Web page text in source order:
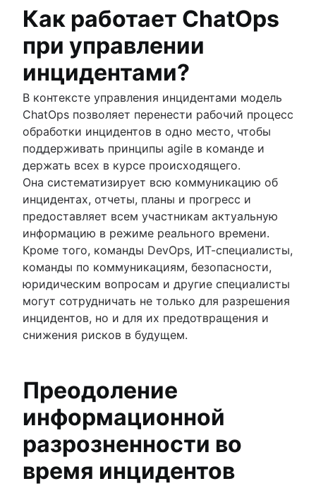
новых сотрудников
Платформы взаимодействия с
Рабочий процесс адаптации
Список задач для адаптации сотрудников
Предоставление ИТ-услуг
Программное обеспечение справочной
отдела кадров
Центр кадровых услуг
Управление обращениями в отдел кадров
Инструменты управления изменениями
Автоматизация управления персоналом
Совершенствование процессов управления
персоналом
Управление данными
Модель предоставления кадровых услуг
Управление кадровыми знаниями
Автоматизация рабочих процессов
персоналом
Сопоставление услуг
Сопоставление зависимостей приложений
Инфраструктура ИТ
Как работает ChatOps
при управлении
инцидентами?
В контексте управления инцидентами модель
ChatOps позволяет перенести рабочий процесс
обработки инцидентов в одно место, чтобы
поддерживать принципы agile в команде и
держать всех в курсе происходящего.
Она систематизирует всю коммуникацию об
инцидентах, отчеты, планы и прогресс и
предоставляет всем участникам актуальную
информацию в режиме реального времени.
Кроме того, команды DevOps, ИТ-специалисты,
команды по коммуникациям, безопасности,
юридическим вопросам и другие специалисты
могут сотрудничать не только для разрешения
инцидентов, но и для их предотвращения и
снижения рисков в будущем.
Преодоление
информационной
разрозненности во
время инцидентов